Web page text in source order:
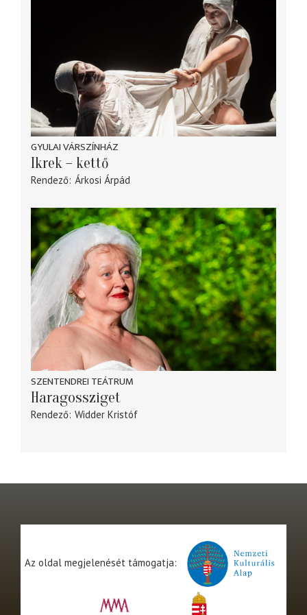
GYULAI VÁRSZÍNHÁZ
Ikrek – kettő
Rendező Árkosi Árpád
SZENTENDREI TEÁTRUM
Haragossziget
Rendező Widder Kristóf
Az oldal megjelenését támogatja: